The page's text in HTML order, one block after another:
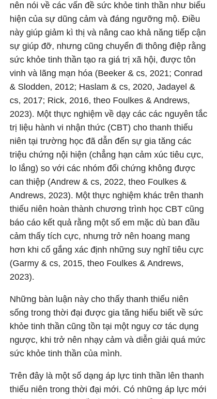
nên nói về các vấn đề sức khỏe tinh thần như biểu
hiện của sự dũng cảm và đáng ngưỡng mộ. Điều
này giúp giảm kì thị và nâng cao khả năng tiếp cận
sự giúp đỡ, nhưng cũng chuyển đi thông điệp rằng
sức khỏe tinh thần tạo ra giá trị xã hội, được tôn
vinh và lãng mạn hóa (Beeker & cs, 2021; Conrad
& Slodden, 2012; Haslam & cs, 2020, Jadayel &
cs, 2017; Rick, 2016, theo Foulkes & Andrews,
2023). Một thực nghiệm về dạy các các nguyên tắc
trị liệu hành vi nhận thức (CBT) cho thanh thiếu
niên tại trường học đã dẫn đến sự gia tăng các
triệu chứng nội hiện (chẳng hạn cảm xúc tiêu cực,
lo lắng) so với các nhóm đối chứng không được
can thiệp (Andrew & cs, 2022, theo Foulkes &
Andrews, 2023). Một thực nghiệm khác trên thanh
thiếu niên hoàn thành chương trình học CBT cũng
báo cáo kết quả rằng một số em mặc dù ban đầu
cảm thấy tích cực, nhưng trở nên hoang mang
hơn khi cố gắng xác định những suy nghĩ tiêu cực
(Garmy & cs, 2015, theo Foulkes & Andrews,
2023).
Những bàn luận này cho thấy thanh thiếu niên
sống trong thời đại được gia tăng hiểu biết về sức
khỏe tinh thần cũng tồn tại một nguy cơ tác dụng
ngược, khi trở nên nhạy cảm và diễn giải quá mức
sức khỏe tinh thần của mình.
Trên đây là một số dạng áp lực tinh thần lên thanh
thiếu niên trong thời đại mới. Có những áp lực mới